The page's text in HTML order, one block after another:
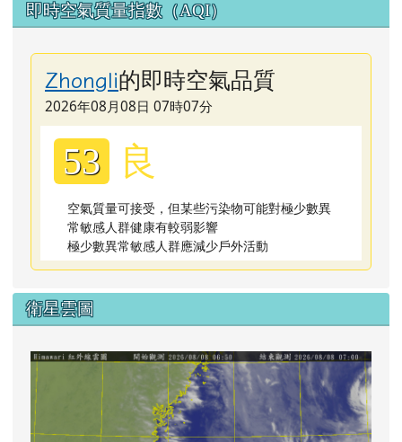
即時空氣質量指數（AQI）
Zhongli的即時空氣品質
2026年08月08日 07時07分
53 良
空氣質量可接受，但某些污染物可能對極少數異
常敏感人群健康有較弱影響
極少數異常敏感人群應減少戶外活動
衛星雲圖
link